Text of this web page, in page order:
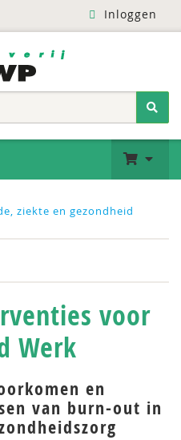
Inloggen
ziekte en gezondheid
voor
Werk
en
van burn-out in